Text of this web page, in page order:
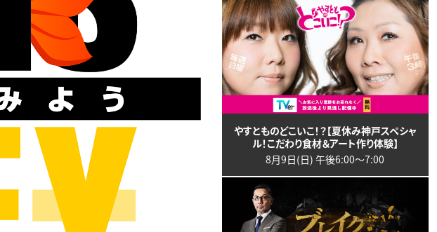
やすとものどこいこ！？【夏休み神戸スペシャ
ル！こだわり食材＆アート作り体験】
8月9日(日) 午後6:00〜7:00